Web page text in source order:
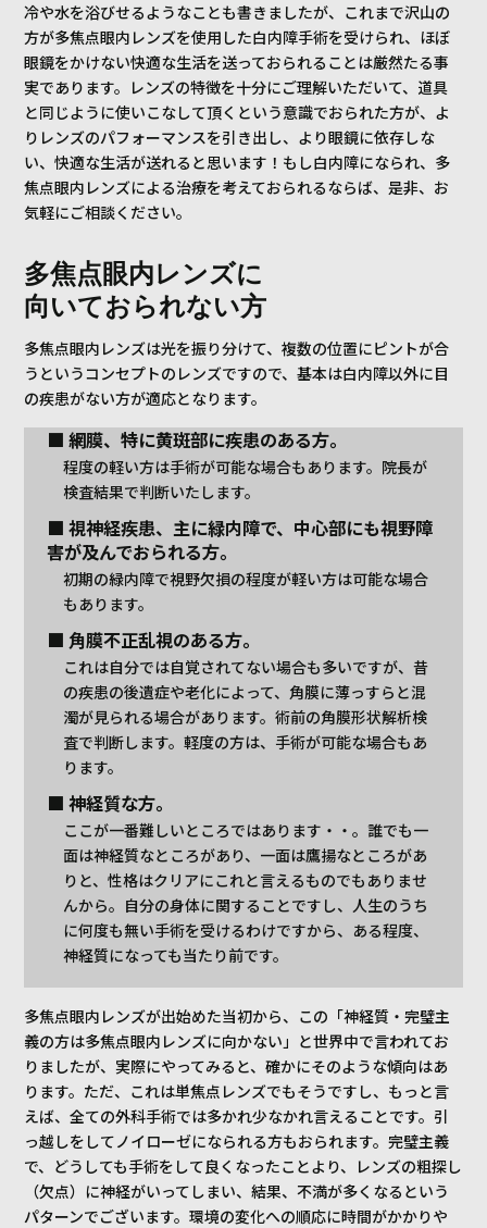
冷や水を浴びせるようなことも書きましたが、これまで沢山の
方が多焦点眼内レンズを使用した白内障手術を受けられ、ほぼ
眼鏡をかけない快適な生活を送っておられることは厳然たる事
実であります。レンズの特徴を十分にご理解いただいて、道具
と同じように使いこなして頂くという意識でおられた方が、よ
りレンズのパフォーマンスを引き出し、より眼鏡に依存しな
い、快適な生活が送れると思います！もし白内障になられ、多
焦点眼内レンズによる治療を考えておられるならば、是非、お
気軽にご相談ください。
多焦点眼内レンズに
向いておられない方
多焦点眼内レンズは光を振り分けて、複数の位置にピントが合
うというコンセプトのレンズですので、基本は白内障以外に目
の疾患がない方が適応となります。
■ 網膜、特に黄斑部に疾患のある方。
程度の軽い方は手術が可能な場合もあります。院長が
検査結果で判断いたします。
■ 視神経疾患、主に緑内障で、中心部にも視野障
害が及んでおられる方。
初期の緑内障で視野欠損の程度が軽い方は可能な場合
もあります。
■ 角膜不正乱視のある方。
これは自分では自覚されてない場合も多いですが、昔
の疾患の後遺症や老化によって、角膜に薄っすらと混
濁が見られる場合があります。術前の角膜形状解析検
査で判断します。軽度の方は、手術が可能な場合もあ
ります。
■ 神経質な方。
ここが一番難しいところではあります・・。誰でも一
面は神経質なところがあり、一面は鷹揚なところがあ
りと、性格はクリアにこれと言えるものでもありませ
んから。自分の身体に関することですし、人生のうち
に何度も無い手術を受けるわけですから、ある程度、
神経質になっても当たり前です。
多焦点眼内レンズが出始めた当初から、この「神経質・完璧主
義の方は多焦点眼内レンズに向かない」と世界中で言われてお
りましたが、実際にやってみると、確かにそのような傾向はあ
ります。ただ、これは単焦点レンズでもそうですし、もっと言
えば、全ての外科手術では多かれ少なかれ言えることです。引
っ越しをしてノイローゼになられる方もおられます。完璧主義
で、どうしても手術をして良くなったことより、レンズの粗探し
（欠点）に神経がいってしまい、結果、不満が多くなるという
パターンでございます。環境の変化への順応に時間がかかりや